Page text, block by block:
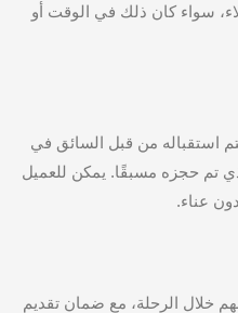
سواء كان ذلك في الوقت أو
استقباله من قبل السائق في
تم حجزه مسبقًا. يمكن للعميل
عناء.
خلال الرحلة، مع ضمان تقديم